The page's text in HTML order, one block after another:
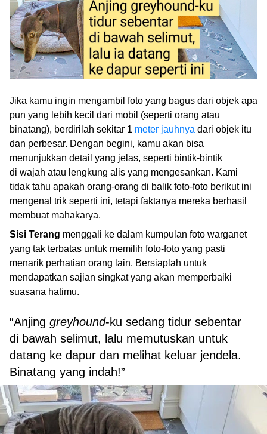
Jika kamu ingin mengambil foto yang bagus dari objek apa
pun yang lebih kecil dari mobil (seperti orang atau
binatang), berdirilah sekitar 1 meter jauhnya dari objek itu
dan perbesar. Dengan begini, kamu akan bisa
menunjukkan detail yang jelas, seperti bintik-bintik
di wajah atau lengkung alis yang mengesankan. Kami
tidak tahu apakah orang-orang di balik foto-foto berikut ini
mengenal trik seperti ini, tetapi faktanya mereka berhasil
membuat mahakarya.
Sisi Terang menggali ke dalam kumpulan foto warganet
yang tak terbatas untuk memilih foto-foto yang pasti
menarik perhatian orang lain. Bersiaplah untuk
mendapatkan sajian singkat yang akan memperbaiki
suasana hatimu.
“Anjing greyhound-ku sedang tidur sebentar
di bawah selimut, lalu memutuskan untuk
datang ke dapur dan melihat keluar jendela.
Binatang yang indah!”